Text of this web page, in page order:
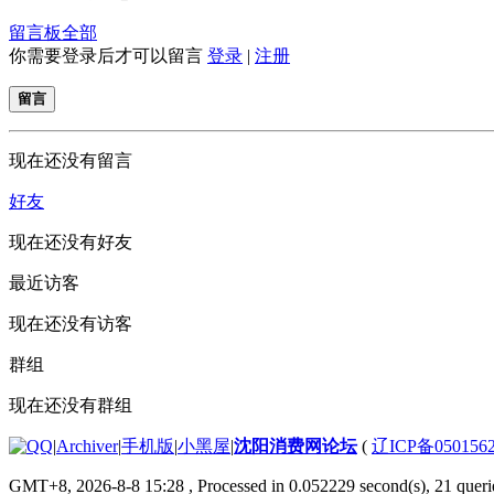
留言板全部
你需要登录后才可以留言 登录 | 注册
留言
现在还没有留言
好友
现在还没有好友
最近访客
现在还没有访客
群组
现在还没有群组
|Archiver|手机版|小黑屋|沈阳消费网论坛( 辽ICP备
GMT+8, 2026-8-8 15:28 , Processed in 0.052229 second(s), 21